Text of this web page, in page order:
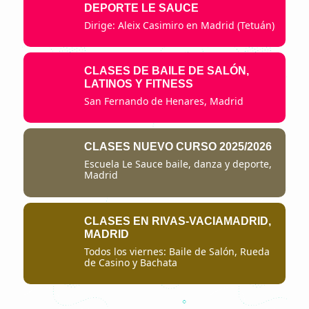
DEPORTE LE SAUCE
Dirige: Aleix Casimiro en Madrid (Tetuán)
CLASES DE BAILE DE SALÓN,
LATINOS Y FITNESS
San Fernando de Henares, Madrid
CLASES NUEVO CURSO 2025/2026
Escuela Le Sauce baile, danza y deporte,
Madrid
CLASES EN RIVAS-VACIAMADRID,
MADRID
Todos los viernes: Baile de Salón, Rueda
de Casino y Bachata